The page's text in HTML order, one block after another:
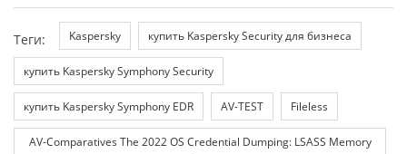
Теги: Kaspersky купить Kaspersky Security для бизнеса
купить Kaspersky Symphony Security
купить Kaspersky Symphony EDR AV-TEST Fileless
AV-Comparatives The 2022 OS Credential Dumping: LSASS Memory